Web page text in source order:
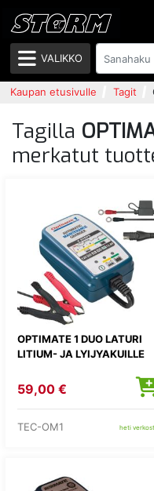
VALIKKO
Kaupan etusivulle Tagit
Tagilla
merkatut
OPTIMATE 1 DUO LATURI
LITIUM- JA LYIJYAKUILLE
59,00 €
TEC-OM1 heti